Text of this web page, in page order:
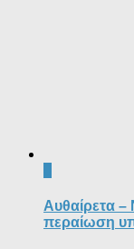
Αυθαίρετα
περαίωση